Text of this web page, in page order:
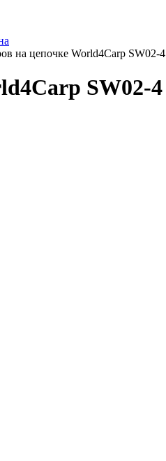
на цепочке World4Carp SW02-4
SW02-4